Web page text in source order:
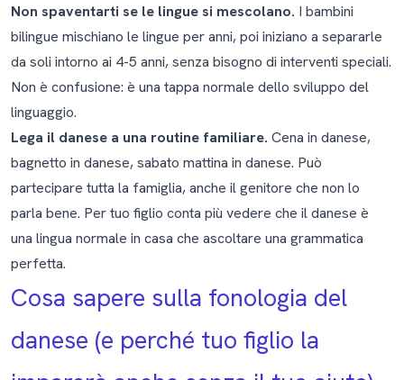
Non spaventarti se le lingue si mescolano. I bambini
bilingue mischiano le lingue per anni, poi iniziano a separarle
da soli intorno ai 4-5 anni, senza bisogno di interventi speciali.
Non è confusione: è una tappa normale dello sviluppo del
linguaggio.
Lega il danese a una routine familiare. Cena in danese,
bagnetto in danese, sabato mattina in danese. Può
partecipare tutta la famiglia, anche il genitore che non lo
parla bene. Per tuo figlio conta più vedere che il danese è
una lingua normale in casa che ascoltare una grammatica
perfetta.
Cosa sapere sulla fonologia del
danese (e perché tuo figlio la